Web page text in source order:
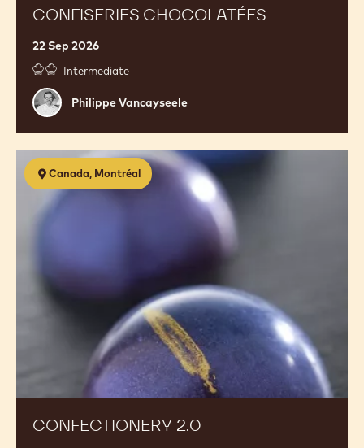
CONFISERIES CHOCOLATÉES
22 Sep 2026
Intermediate
Philippe
Vancayseele
Philippe Vancayseele
Canada, Montréal
CONFECTIONERY 2.0
Confectionery
2.0